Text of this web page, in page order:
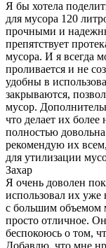
Я бы хотела
для мусора 120
прочными и
препятствует
мусора. И я всегда
проливается и не
удобны в
закрываются,
мусор.
что делает их
полностью
рекомендую их
для утилизации
Захар
Я очень доволен
использовал их уже
с большим объемом
просто отличное.
беспокоюсь о том,
Добавлю, что мне